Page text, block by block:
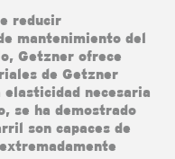
reducir
mantenimiento del
Getzner ofrece
de Getzner
necesaria
se ha demostrado
son capaces de